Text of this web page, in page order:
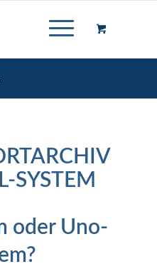
SYSTEM
oder Uno-